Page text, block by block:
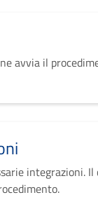
avvia il
integrazioni.